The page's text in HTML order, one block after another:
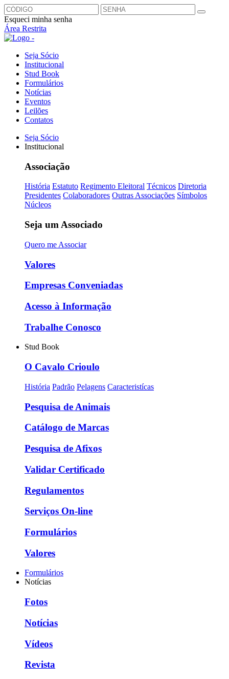
Esqueci minha senha
Área Restrita
Seja Sócio
Institucional
Stud Book
Formulários
Notícias
Eventos
Leilões
Contatos
Seja Sócio
Institucional
Associação
História Estatuto Regimento Eleitoral Técnicos Diretoria
Presidentes Colaboradores Outras Associações Símbolos
Núcleos
Seja um Associado
Quero me Associar
Valores
Empresas Conveniadas
Acesso à Informação
Trabalhe Conosco
Stud Book
O Cavalo Crioulo
História Padrão Pelagens Caracteristícas
Pesquisa de Animais
Catálogo de Marcas
Pesquisa de Afixos
Validar Certificado
Regulamentos
Serviços On-line
Formulários
Valores
Formulários
Notícias
Fotos
Notícias
Vídeos
Revista